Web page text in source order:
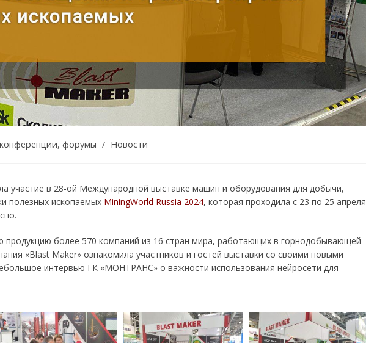
форумы / Новости
участие в 28-ой Международной выставке машин и оборудования для добычи,
полезных ископаемых MiningWorld Russia 2024, которая проходила с 23 по 25 апреля
продукцию более 570 компаний из 16 стран мира, работающих в горнодобывающей
«Blast Maker» ознакомила участников и гостей выставки со своими новыми
интервью ГК «МОНТРАНС» о важности использования нейросети для